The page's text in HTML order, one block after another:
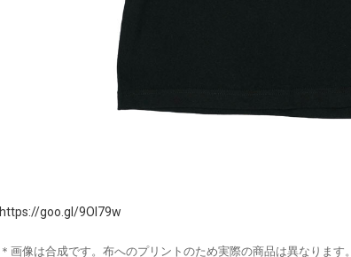
https://goo.gl/9OI79w
＊画像は合成です。布へのプリントのため実際の商品は異なります。